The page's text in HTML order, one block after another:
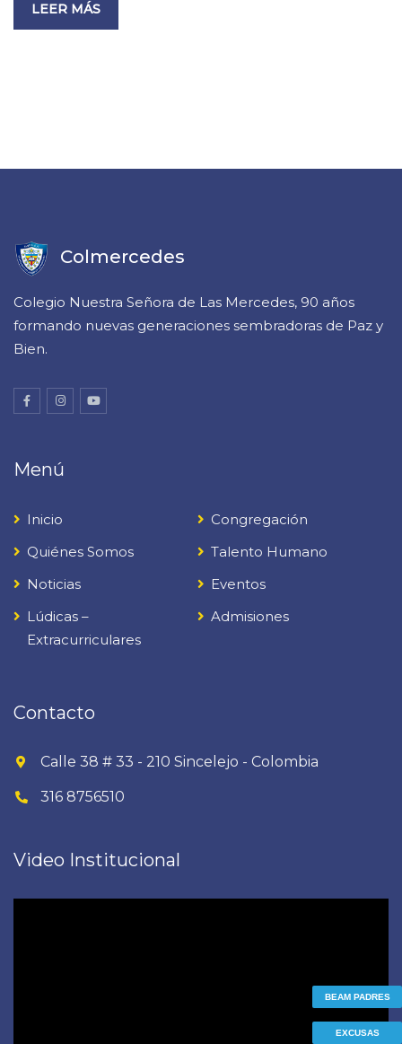
LEER MÁS
Colmercedes
Colegio Nuestra Señora de Las Mercedes, 90 años
formando nuevas generaciones sembradoras de Paz y
Bien.
Menú
Inicio
Congregación
Quiénes Somos
Talento Humano
Noticias
Eventos
Lúdicas –
Extracurriculares
Admisiones
Contacto
Calle 38 # 33 - 210 Sincelejo - Colombia
316 8756510
Video Institucional
BEAM PADRES
EXCUSAS